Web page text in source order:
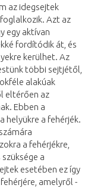
az idegsejtek
Azt az
egy aktívan
fordítódik át, és
kerülhet. Az
többi sejtjétől,
alakúak
eltérően az
Ebben a
helyükre a fehérjék.
a fehérjékre,
a
esetében ez így
amelyről -